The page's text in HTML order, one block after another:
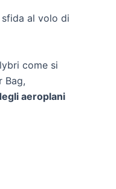
al volo di
come si
Bag,
aeroplani